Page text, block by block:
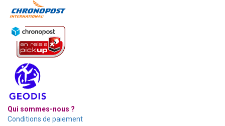
Qui sommes-nous ?
Conditions de paiement